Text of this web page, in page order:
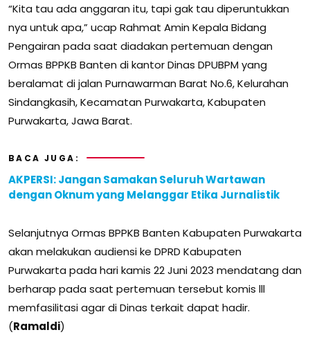
“Kita tau ada anggaran itu, tapi gak tau diperuntukkan
nya untuk apa,” ucap Rahmat Amin Kepala Bidang
Pengairan pada saat diadakan pertemuan dengan
Ormas BPPKB Banten di kantor Dinas DPUBPM yang
beralamat di jalan Purnawarman Barat No.6, Kelurahan
Sindangkasih, Kecamatan Purwakarta, Kabupaten
Purwakarta, Jawa Barat.
BACA JUGA:
AKPERSI: Jangan Samakan Seluruh Wartawan
dengan Oknum yang Melanggar Etika Jurnalistik
Selanjutnya Ormas BPPKB Banten Kabupaten Purwakarta
akan melakukan audiensi ke DPRD Kabupaten
Purwakarta pada hari kamis 22 Juni 2023 mendatang dan
berharap pada saat pertemuan tersebut komis lll
memfasilitasi agar di Dinas terkait dapat hadir.
(Ramaldi)